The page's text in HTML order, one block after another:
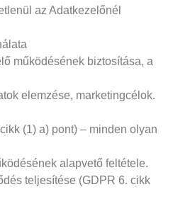
az Adatkezelőnél
működésének biztosítása, a
elemzése, marketingcélok.
(1) a) pont) – minden olyan
alapvető feltétele.
teljesítése (GDPR 6. cikk